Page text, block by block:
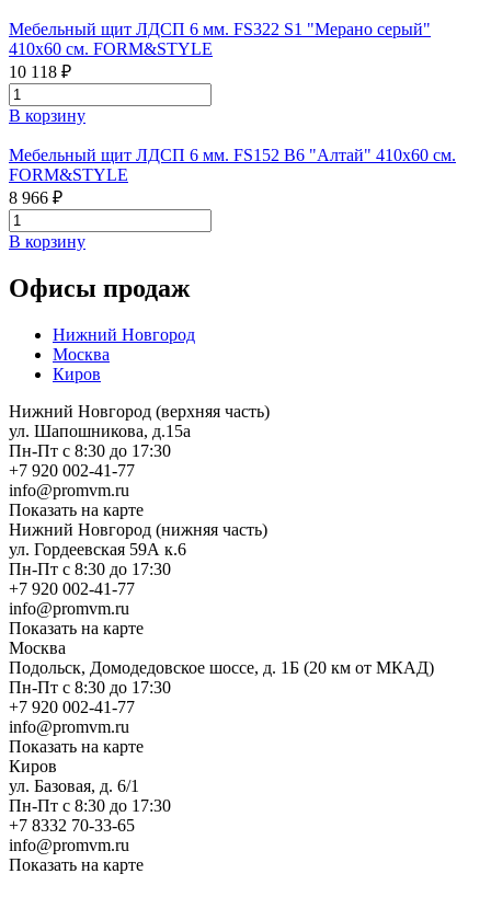
Мебельный щит ЛДСП 6 мм. FS322 S1 "Мерано серый"
410х60 см. FORM&STYLE
10 118 ₽
В корзину
Мебельный щит ЛДСП 6 мм. FS152 B6 "Алтай" 410х60 см.
FORM&STYLE
8 966 ₽
В корзину
Офисы продаж
Нижний Новгород
Москва
Киров
Нижний Новгород (верхняя часть)
ул. Шапошникова, д.15а
Пн-Пт с 8:30 до 17:30
+7 920 002-41-77
info@promvm.ru
Показать на карте
Нижний Новгород (нижняя часть)
ул. Гордеевская 59А к.6
Пн-Пт с 8:30 до 17:30
+7 920 002-41-77
info@promvm.ru
Показать на карте
Москва
Подольск, Домодедовское шоссе, д. 1Б (20 км от МКАД)
Пн-Пт с 8:30 до 17:30
+7 920 002-41-77
info@promvm.ru
Показать на карте
Киров
ул. Базовая, д. 6/1
Пн-Пт с 8:30 до 17:30
+7 8332 70-33-65
info@promvm.ru
Показать на карте